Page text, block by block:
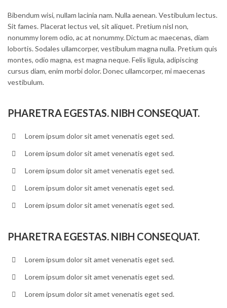
Bibendum wisi, nullam lacinia nam. Nulla aenean. Vestibulum lectus.
Sit fames. Placerat lectus vel, sit aliquet. Pretium nisl non,
nonummy lorem odio, ac at nonummy. Dictum ac maecenas, diam
lobortis. Sodales ullamcorper, vestibulum magna nulla. Pretium quis
montes, odio magna, est magna neque. Felis ligula, adipiscing
cursus diam, enim morbi dolor. Donec ullamcorper, mi maecenas
vestibulum.
PHARETRA EGESTAS. NIBH CONSEQUAT.
Lorem ipsum dolor sit amet venenatis eget sed.
Lorem ipsum dolor sit amet venenatis eget sed.
Lorem ipsum dolor sit amet venenatis eget sed.
Lorem ipsum dolor sit amet venenatis eget sed.
Lorem ipsum dolor sit amet venenatis eget sed.
PHARETRA EGESTAS. NIBH CONSEQUAT.
Lorem ipsum dolor sit amet venenatis eget sed.
Lorem ipsum dolor sit amet venenatis eget sed.
Lorem ipsum dolor sit amet venenatis eget sed.